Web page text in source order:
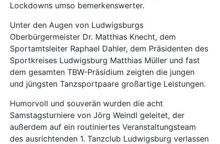
Lockdowns umso bemerkenswerter.
Unter den Augen von Ludwigsburgs
Oberbürgermeister Dr. Matthias Knecht, dem
Sportamtsleiter Raphael Dahler, dem Präsidenten des
Sportkreises Ludwigsburg Matthias Müller und fast
dem gesamten TBW-Präsidium zeigten die jungen
und jüngsten Tanzsportpaare großartige Leistungen.
Humorvoll und souverän wurden die acht
Samstagsturniere von Jörg Weindl geleitet, der
außerdem auf ein routiniertes Veranstaltungsteam
des ausrichtenden 1. Tanzclub Ludwigsburg verlassen